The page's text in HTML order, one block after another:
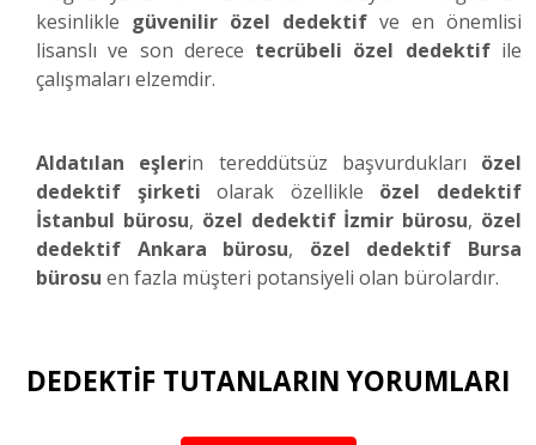
kesinlikle güvenilir özel dedektif ve en önemlisi
lisanslı ve son derece tecrübeli özel dedektifile
çalışmaları elzemdir.
Aldatılan eşlerin tereddütsüz başvurdukları özel
dedektif şirketi olarak özellikle özel dedektif
İstanbul bürosu, özel dedektif İzmir bürosu, özel
dedektif Ankara bürosu, özel dedektif Bursa
bürosu en fazla müşteri potansiyeli olan bürolardır.
DEDEKTİF TUTANLARIN YORUMLARI